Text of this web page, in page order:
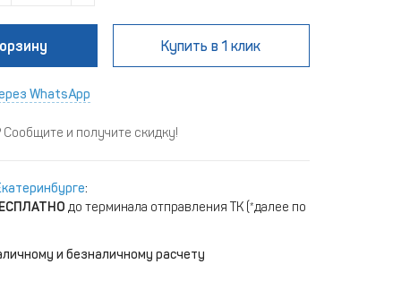
Купить в 1 клик
WhatsApp
и получите скидку!
:
до терминала отправления ТК (*далее по
и безналичному расчету